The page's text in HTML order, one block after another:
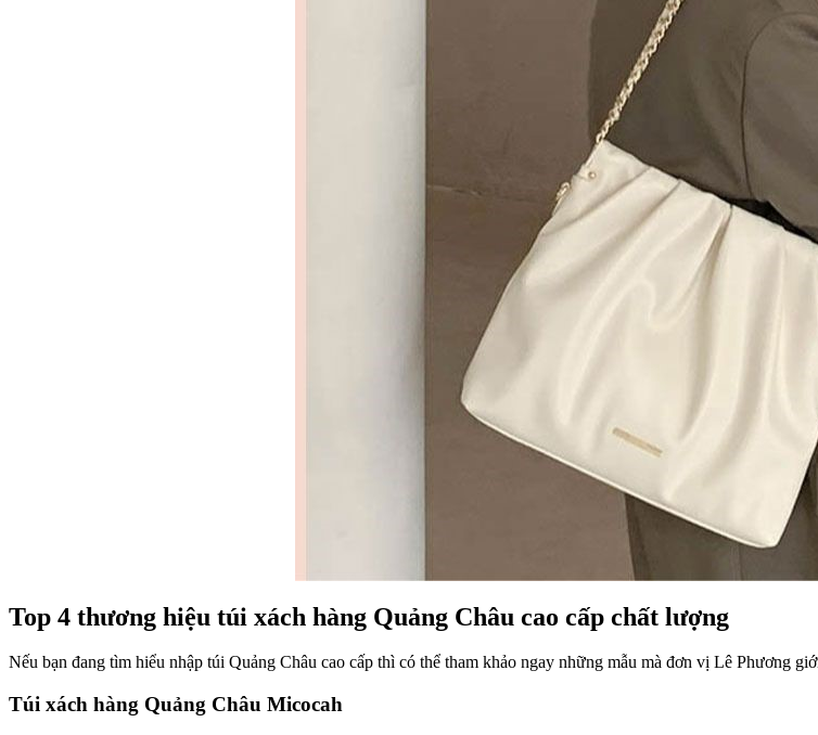
Top 4 thương hiệu túi xách hàng Quảng Châu cao cấp chất lượng
Nếu bạn đang tìm hiểu nhập túi Quảng Châu cao cấp thì có thể tham khảo ngay những mẫu mà đơn vị Lê Phương
Túi xách hàng Quảng Châu Micocah